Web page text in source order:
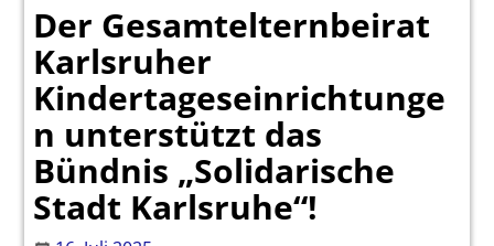
Der Gesamtelternbeirat
Karlsruher
Kindertageseinrichtunge
n unterstützt das
Bündnis „Solidarische
Stadt Karlsruhe“!